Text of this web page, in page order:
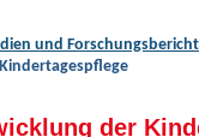
und
der